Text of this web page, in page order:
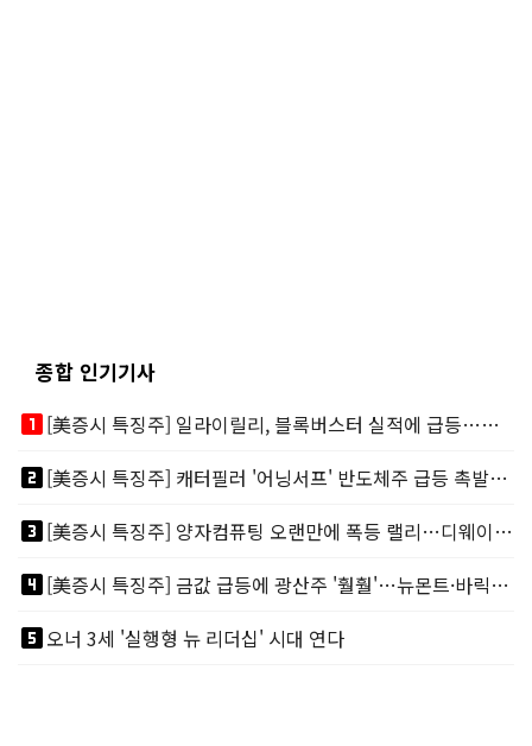
종합 인기기사
looks_one
[美증시 특징주] 일라이릴리, 블록버스터 실적에 급등…마운자로 매출 폭발
looks_two
[美증시 특징주] 캐터필러 '어닝서프' 반도체주 급등 촉발…"AI 데이터센터 건설 강력"
looks_3
[美증시 특징주] 양자컴퓨팅 오랜만에 폭등 랠리…디웨이브·아이온큐 주도
looks_4
[美증시 특징주] 금값 급등에 광산주 '훨훨'…뉴몬트·바릭마이닝 주도
looks_5오너 3세 '실행형 뉴 리더십' 시대 연다